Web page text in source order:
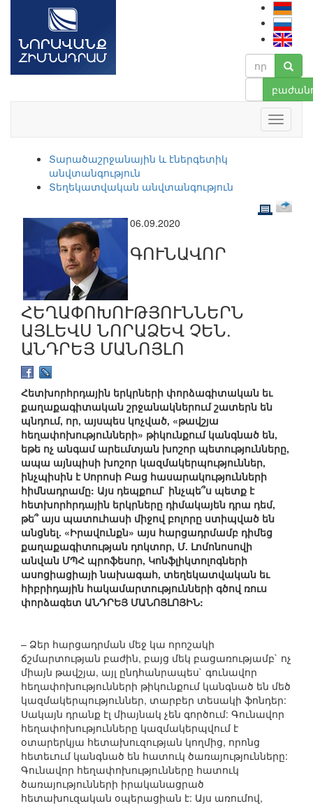
Տարածաշրջանային և էներգետիկ
անվտանգություն
Տեղեկատվական անվտանգություն
06.09.2020
ԳՈՒՆԱՎՈՐ
ՀԵՂԱՓՈԽՈՒԹՅՈՒՆՆԵՐՆ
ԱՅԼԵՎՍ ՆՈՐԱՁԵՎ ՉԵՆ.
ԱՆԴՐԵՅ ՄԱՆՈՅԼՈ
Հետխորհրդային երկրների փորձագիտական եւ
քաղաքագիտական շրջանակներում շատերն են
պնդում, որ, այսպես կոչված, «թավշյա
հեղափոխությունների» թիկունքում կանգնած են,
եթե ոչ անգամ արեւմտյան խոշոր պետությունները,
ապա այնպիսի խոշոր կազմակերպություններ,
ինչպիսին է Սորոսի Բաց հասարակությունների
հիմնադրամը: Այս դեպքում` ինչպե՞ս պետք է
հետխորհրդային երկրները դիմակայեն դրա դեմ,
թե՞ այս պատուհասի միջով բոլորը ստիպված են
անցնել. «Իրավունքն» այս հարցադրմամբ դիմեց
քաղաքագիտության դոկտոր, Մ. Լոմոնոսովի
անվան ՄՊՀ պրոֆեսոր, Կոնֆլիկտոլոգների
ասոցիացիայի նախագահ, տեղեկատվական եւ
հիբրիդային հակամարտությունների գծով ռուս
փորձագետ ԱՆԴՐԵՅ ՄԱՆՈՅԼՈՅԻՆ:
– Ձեր հարցադրման մեջ կա որոշակի
ճշմարտության բաժին, բայց մեկ բացառությամբ` ոչ
միայն թավշյա, այլ ընդհանրապես` գունավոր
հեղափոխությունների թիկունքում կանգնած են մեծ
կազմակերպություններ, տարբեր տեսակի ֆոնդեր:
Սակայն դրանք էլ միայնակ չեն գործում: Գունավոր
հեղափոխությունները կազմակերպվում է
օտարերկյա հետախուզության կողմից, որոնց
հետեւում կանգնած են հատուկ ծառայությունները:
Գունավոր հեղափոխությունները հատուկ
ծառայությունների իրականացրած
հետախուզական օպերացիան է: Այս առումով,